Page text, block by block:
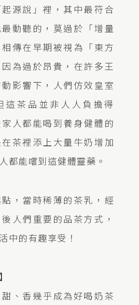
源說」裡，其中最符合
動聽的，莫過於「增量
傳在早期被視為「東方
為過於昂貴，在許多王
影響下，人們仿效皇室
這茶品並非人人負擔得
人都能喝到養身健體的
茶裡添上大量牛奶增加
都能嚐到這健體靈藥。
，當時稀薄的茶乳，經
人們重要的品茶方式，
中的有趣享受！
、香幾乎成為好喝奶茶